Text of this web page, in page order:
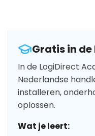
Gratis in
In de LogiDirect
Nederlandse
installeren,
oplossen.
Wat je leert: